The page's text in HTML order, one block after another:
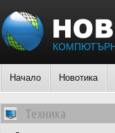
Начало Новотика
Техника